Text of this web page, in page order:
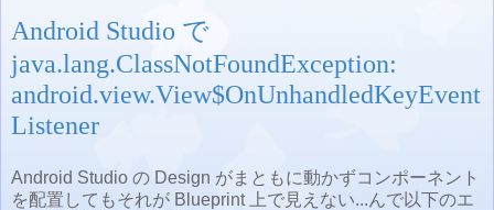
Android Studio で
java.lang.ClassNotFoundException:
android.view.View$OnUnhandledKeyEvent
Listener
Android Studio の Design がまともに動かずコンポーネント
を配置してもそれが Blueprint 上で見えない...んで以下のエ